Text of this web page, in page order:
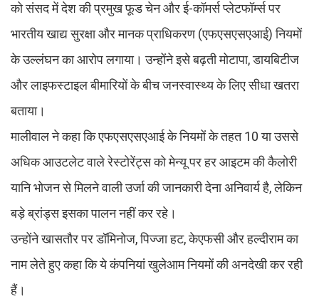
को संसद में देश की प्रमुख फूड चेन और ई-कॉमर्स प्लेटफॉर्म्स पर
भारतीय खाद्य सुरक्षा और मानक प्राधिकरण (एफएसएसएआई) नियमों
के उल्लंघन का आरोप लगाया। उन्होंने इसे बढ़ती मोटापा, डायबिटीज
और लाइफस्टाइल बीमारियों के बीच जनस्वास्थ्य के लिए सीधा खतरा
बताया।
मालीवाल ने कहा कि एफएसएसएआई के नियमों के तहत 10 या उससे
अधिक आउटलेट वाले रेस्टोरेंट्स को मेन्यू पर हर आइटम की कैलोरी
यानि भोजन से मिलने वाली उर्जा की जानकारी देना अनिवार्य है, लेकिन
बड़े ब्रांड्स इसका पालन नहीं कर रहे।
उन्होंने खासतौर पर डॉमिनोज, पिज्जा हट, केएफसी और हल्दीराम का
नाम लेते हुए कहा कि ये कंपनियां खुलेआम नियमों की अनदेखी कर रही
हैं।